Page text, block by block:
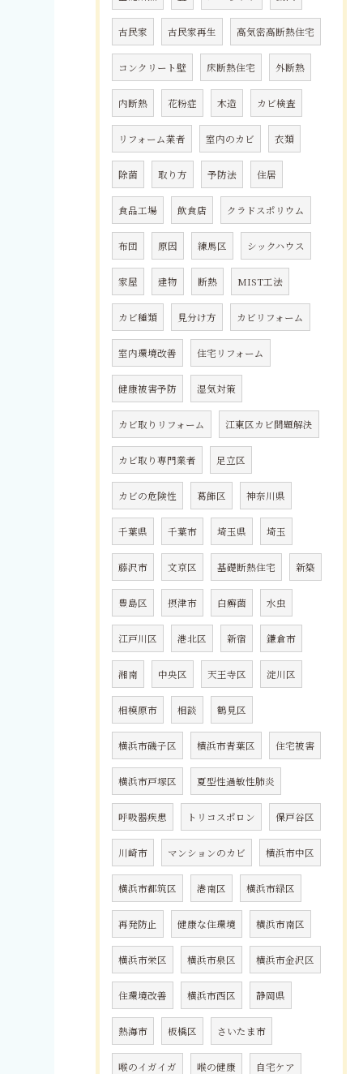
古民家 古民家再生 高気密高断熱住宅
コンクリート壁 床断熱住宅 外断熱
内断熱 花粉症 木造 カビ検査
リフォーム業者 室内のカビ 衣類
除菌 取り方 予防法 住居
食品工場 飲食店 クラドスポリウム
布団 原因 練馬区 シックハウス
家屋 建物 断熱 MIST工法
カビ種類 見分け方 カビリフォーム
室内環境改善 住宅リフォーム
健康被害予防 湿気対策
カビ取りリフォーム 江東区カビ問題解決
カビ取り専門業者 足立区
カビの危険性 葛飾区 神奈川県
千葉県 千葉市 埼玉県 埼玉
藤沢市 文京区 基礎断熱住宅 新築
豊島区 摂津市 白癬菌 水虫
江戸川区 港北区 新宿 鎌倉市
湘南 中央区 天王寺区 淀川区
相模原市 相談 鶴見区
横浜市磯子区 横浜市青葉区 住宅被害
横浜市戸塚区 夏型性過敏性肺炎
呼吸器疾患 トリコスポロン 保戸谷区
川崎市 マンションのカビ 横浜市中区
横浜市都筑区 港南区 横浜市緑区
再発防止 健康な住環境 横浜市南区
横浜市栄区 横浜市泉区 横浜市金沢区
住環境改善 横浜市西区 静岡県
熱海市 板橋区 さいたま市
喉のイガイガ 喉の健康 自宅ケア